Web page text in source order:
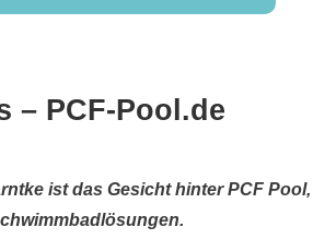
– PCF-Pool.de
ist das Gesicht hinter PCF